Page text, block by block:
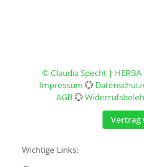
© Claudia Specht | HERBA
Impressum 💮
AGB 💮
Vertrag
Wichtige Links: